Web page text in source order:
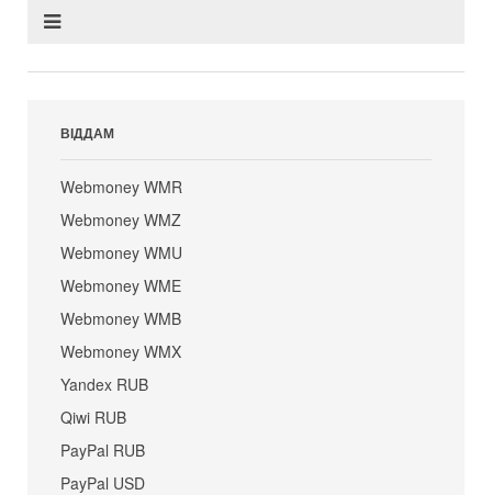
ВІДДАМ
Webmoney WMR
Webmoney WMZ
Webmoney WMU
Webmoney WME
Webmoney WMB
Webmoney WMX
Yandex RUB
Qiwi RUB
PayPal RUB
PayPal USD